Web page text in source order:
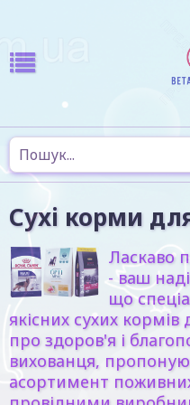
Сухі корми
Ласкаво
- ваш
що
якісних сухих
про здоров'я і
вихованця,
асортимент